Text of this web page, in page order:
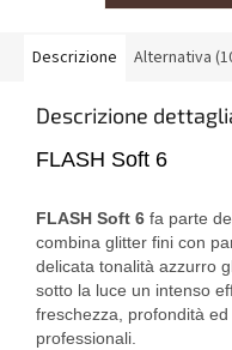
Descrizione Alternativa
Descrizione
FLASH Soft 6
FLASH Soft 6 fa parte
combina glitter fini con
delicata tonalità azzurro
sotto la luce un intenso
freschezza, profondità
professionali.